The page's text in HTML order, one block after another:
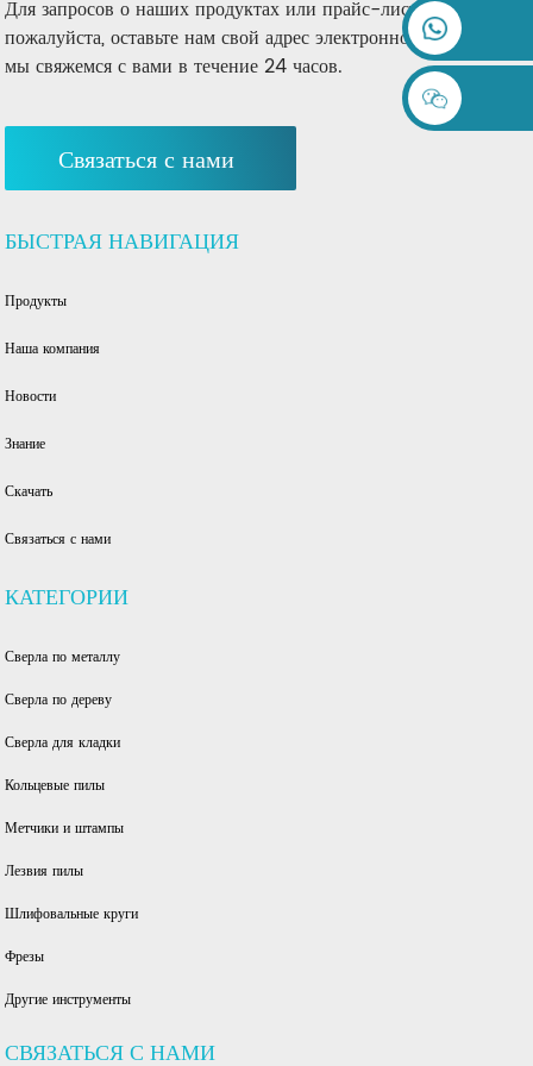
Для запросов о наших продуктах или прайс-листе,
пожалуйста, оставьте нам свой адрес электронной почты, и
мы свяжемся с вами в течение 24 часов.
Связаться с нами
БЫСТРАЯ НАВИГАЦИЯ
Продукты
Наша компания
Новости
Знание
Скачать
Связаться с нами
КАТЕГОРИИ
Сверла по металлу
Сверла по дереву
Сверла для кладки
Кольцевые пилы
Метчики и штампы
Лезвия пилы
Шлифовальные круги
Фрезы
Другие инструменты
СВЯЗАТЬСЯ С НАМИ